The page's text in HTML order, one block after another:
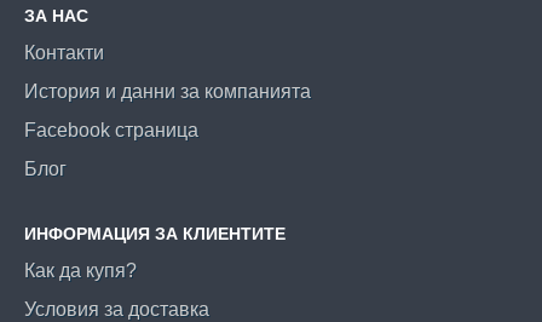
ЗА НАС
Контакти
История и данни за компанията
Facebook страница
Блог
ИНФОРМАЦИЯ ЗА КЛИЕНТИТЕ
Как да купя?
Условия за доставка